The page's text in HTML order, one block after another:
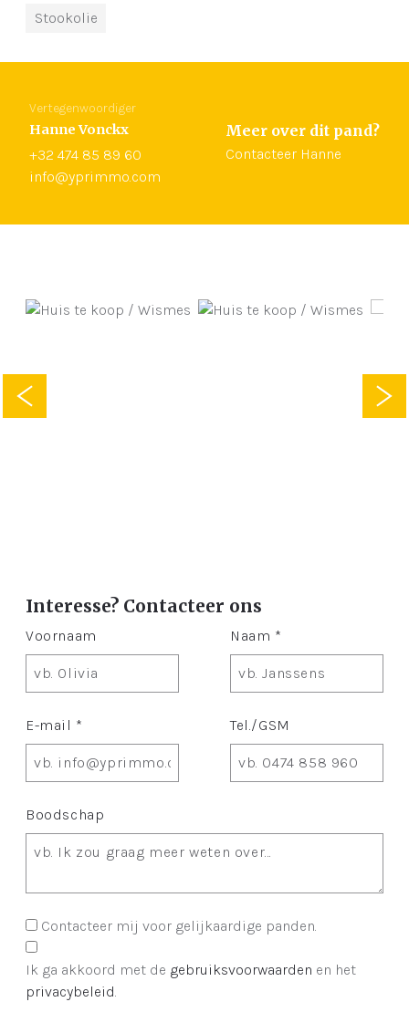
Stookolie
Vertegenwoordiger
Hanne Vonckx
+32 474 85 89 60
info@yprimmo.com
Meer over dit pand?
Contacteer Hanne
Interesse? Contacteer ons
Voornaam Naam *
E-mail * Tel./GSM
Boodschap
Contacteer mij voor gelijkaardige panden.
Ik ga akkoord met de gebruiksvoorwaarden en het
privacybeleid.